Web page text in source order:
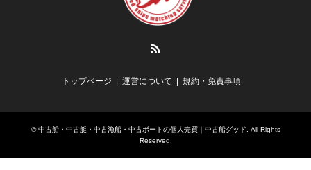
トップページ 運営について 規約・免責事項
©中古船・中古艇・中古漁船・中古ボートの個人売買｜中古船グッド . All Rights
Reserved.